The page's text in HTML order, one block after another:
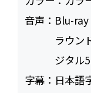
音声： Blu-ray
ラウン
ジタル
字幕： 日本語